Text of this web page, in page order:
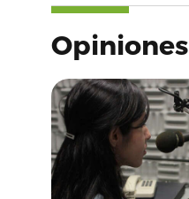
Opiniones